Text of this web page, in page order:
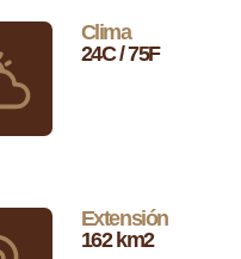
Clima
24C / 75F
Extensión
162 km2